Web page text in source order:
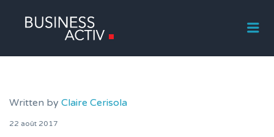
Written by Claire Cerisola
22 août 2017